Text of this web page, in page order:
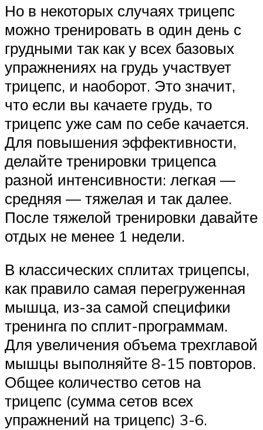
Но в некоторых случаях трицепс
можно тренировать в один день с
грудными так как у всех базовых
упражнениях на грудь участвует
трицепс, и наоборот. Это значит,
что если вы качаете грудь, то
трицепс уже сам по себе качается.
Для повышения эффективности,
делайте тренировки трицепса
разной интенсивности: легкая —
средняя — тяжелая и так далее.
После тяжелой тренировки давайте
отдых не менее 1 недели.
В классических сплитах трицепсы,
как правило самая перегруженная
мышца, из-за самой специфики
тренинга по сплит-программам.
Для увеличения объема трехглавой
мышцы выполняйте 8-15 повторов.
Общее количество сетов на
трицепс (сумма сетов всех
упражнений на трицепс) 3-6.